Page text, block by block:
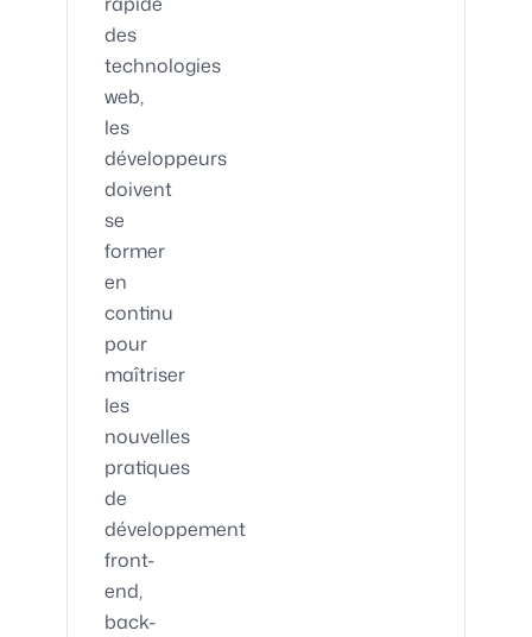
des
technologies
web,
les
développeurs
doivent
se
former
en
continu
pour
maîtriser
les
nouvelles
pratiques
de
développement
front-
end,
back-